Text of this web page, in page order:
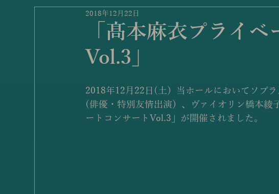
「髙本麻衣プライ
Vol.3」
2018年12月22日
2018年12月22日(土）当ホールにおいてソプ
(俳優・特別友情出演）、ヴァイオリン橋本
ートコンサートVol.3」が開催されました。